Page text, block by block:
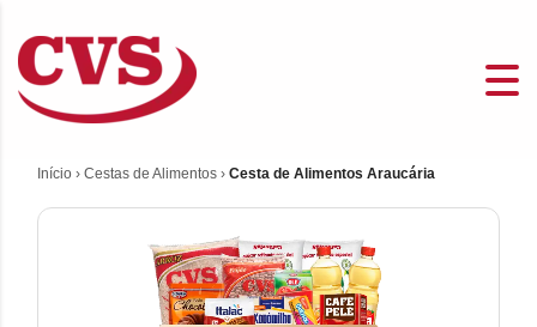
Início › Cestas de Alimentos › Cesta de Alimentos Araucária